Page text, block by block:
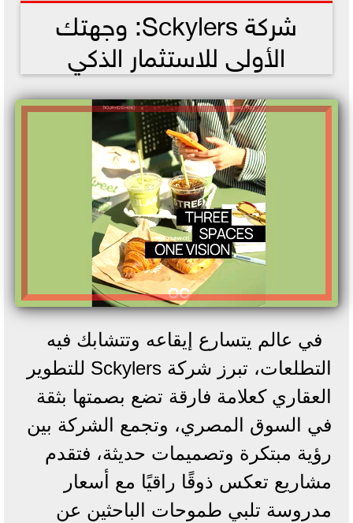
شركة Sckylers: وجهتك
الأولى للاستثمار الذكي
في عالم يتسارع إيقاعه وتتشابك فيه
التطلعات، تبرز شركة Sckylers للتطوير
العقاري كعلامة فارقة تضع بصمتها بثقة
في السوق المصري، وتجمع الشركة بين
رؤية مبتكرة وتصميمات حديثة، فتقدم
مشاريع تعكس ذوقًا راقيًا مع أسعار
مدروسة تلبي طموحات الباحثين عن